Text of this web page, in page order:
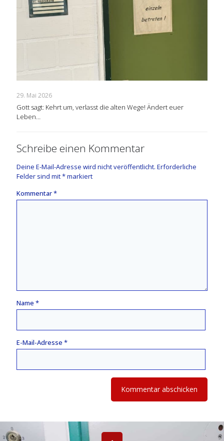
29. Mai 2026
Gott sagt: Kehrt um, verlasst die alten Wege! Ändert euer
Leben…
Schreibe einen Kommentar
Deine E-Mail-Adresse wird nicht veröffentlicht. Erforderliche
Felder sind mit*markiert
Kommentar*
Name *
E-Mail-Adresse *